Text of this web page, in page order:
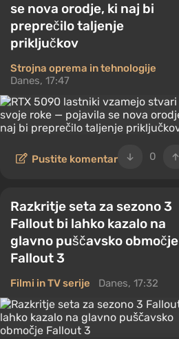
se nova orodje, ki naj bi
preprečilo taljenje
priključkov
Strojna oprema in tehnologije
Danes, 17:47
0
Pustite komentar
Razkritje seta za sezono 3
Fallout bi lahko kazalo na
glavno puščavsko območje
Fallout 3
Filmi in TV serije Danes, 17:32